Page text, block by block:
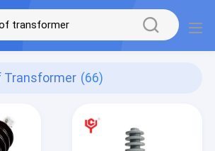
Transformer (66)